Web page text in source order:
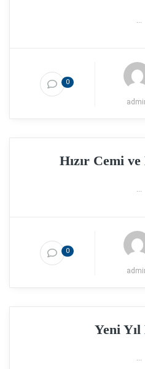
...
0
Hızır Cemi ve
...
0
Yeni Yıl
...